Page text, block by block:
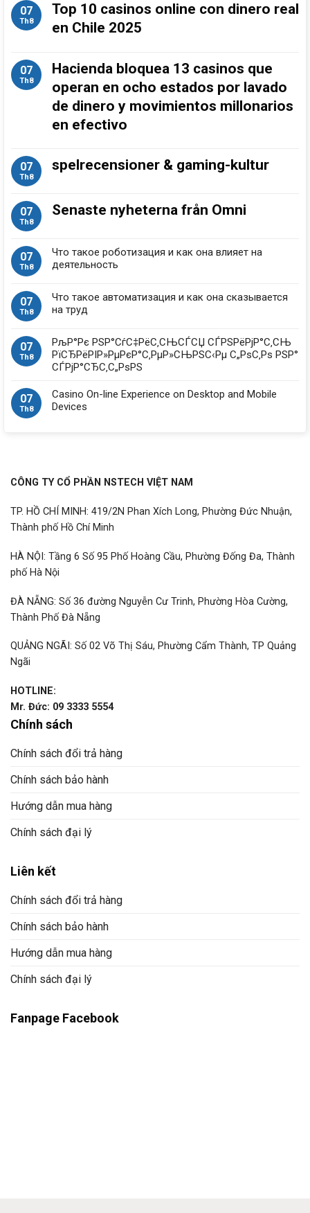
07
Th8
Top 10 casinos online con dinero real
en Chile 2025
07
Th8
Hacienda bloquea 13 casinos que
operan en ocho estados por lavado
de dinero y movimientos millonarios
en efectivo
07
Th8
spelrecensioner & gaming-kultur
07
Th8
Senaste nyheterna från Omni
07
Th8
Что такое роботизация и как она влияет на
деятельность
07
Th8
Что такое автоматизация и как она сказывается
на труд
07
Th8
РљР°Рє РЅР°СѓС‡РёС‚СЊСЃСЏ СЃРЅРёРјР°С‚СЊ
РїСЂРёРІР»РµРєР°С‚РµР»СЊРЅС‹Рµ С„РѕС‚Рѕ РЅР°
СЃРјР°СЂС‚С„РѕРЅ
07
Th8
Casino On-line Experience on Desktop and Mobile
Devices
CÔNG TY CỔ PHẦN NSTECH VIỆT NAM
TP. HỒ CHÍ MINH: 419/2N Phan Xích Long, Phường Đức Nhuận,
Thành phố Hồ Chí Minh
HÀ NỘI: Tầng 6 Số 95 Phố Hoàng Cầu, Phường Đống Đa, Thành
phố Hà Nội
ĐÀ NẴNG: Số 36 đường Nguyễn Cư Trinh, Phường Hòa Cường,
Thành Phố Đà Nẵng
QUẢNG NGÃI: Số 02 Võ Thị Sáu, Phường Cẩm Thành, TP Quảng
Ngãi
HOTLINE:
Mr. Đức: 09 3333 5554
Chính sách
Chính sách đổi trả hàng
Chính sách bảo hành
Hướng dẫn mua hàng
Chính sách đại lý
Liên kết
Chính sách đổi trả hàng
Chính sách bảo hành
Hướng dẫn mua hàng
Chính sách đại lý
Fanpage Facebook